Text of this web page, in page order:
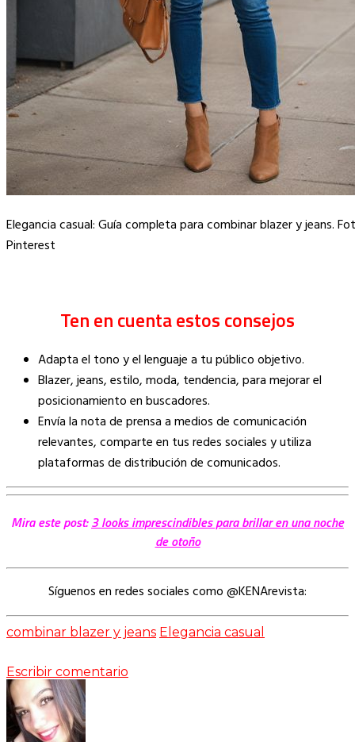
Elegancia casual: Guía completa para combinar blazer y jeans.
Pinterest
Ten en cuenta estos consejos
Adapta el tono y el lenguaje a tu público objetivo.
Blazer, jeans, estilo, moda, tendencia, para mejorar el
posicionamiento en buscadores.
Envía la nota de prensa a medios de comunicación
relevantes, comparte en tus redes sociales y utiliza
plataformas de distribución de comunicados.
Mira este post:3 looks imprescindibles para brillar en una noche
de otoño
Síguenos en redes sociales como @KENArevista:
combinar blazer y jeans Elegancia casual
Escribir comentario